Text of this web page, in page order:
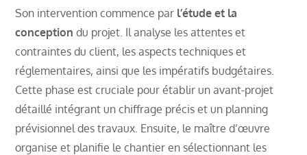
Son intervention commence par l’étude et la
conception du projet. Il analyse les attentes et
contraintes du client, les aspects techniques et
réglementaires, ainsi que les impératifs budgétaires.
Cette phase est cruciale pour établir un avant-projet
détaillé intégrant un chiffrage précis et un planning
prévisionnel des travaux. Ensuite, le maître d’œuvre
organise et planifie le chantier en sélectionnant les